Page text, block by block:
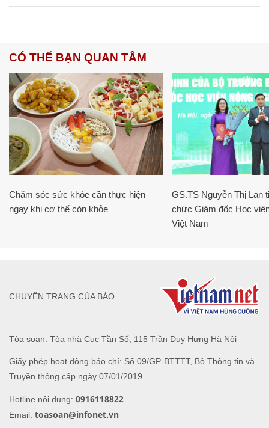
CÓ THỂ BẠN QUAN TÂM
Chăm sóc sức khỏe cần thực hiện
ngay khi cơ thể còn khỏe
GS.TS Nguyễn Thị Lan
chức Giám đốc Học
Việt Nam
Tòa soạn: Tòa nhà Cục Tần Số, 115 Trần Duy Hưng Hà Nội
Giấy phép hoạt động báo chí: Số 09/GP-BTTTT, Bộ Thông tin và
Truyền thông cấp ngày 07/01/2019.
Hotline nội dung: 0916118822
Email: toasoan@infonet.vn
CHUYÊN TRANG CỦA BÁO